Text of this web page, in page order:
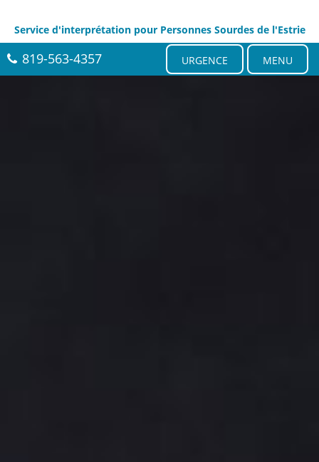
Service d'interprétation pour Personnes Sourdes de l'Estrie
819-563-4357 URGENCE MENU